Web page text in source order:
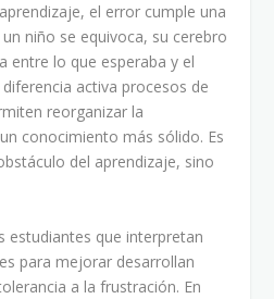
el error cumple una
niño se equivoca, su cerebro
entre lo que esperaba y el
activa procesos de
reorganizar la
conocimiento más sólido. Es
del aprendizaje, sino
estudiantes que interpretan
para mejorar desarrollan
a la frustración. En